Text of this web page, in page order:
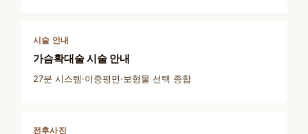
시술 안내
가슴확대술 시술 안내
27분 시스템·이중평면·보형물 선택 종합
전후사진